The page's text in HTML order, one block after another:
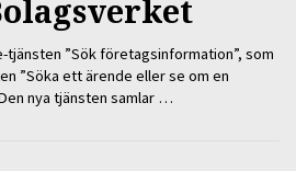
”Sök företagsinformation”, som
”Söka ett ärende eller se om en
nya tjänsten samlar …